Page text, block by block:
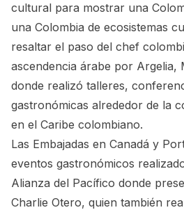
cultural para mostrar una
una Colombia de ecosistemas
resaltar el paso del chef
ascendencia árabe por Argelia,
donde realizó talleres,
gastronómicas alrededor de la
en el Caribe colombiano.
Las Embajadas en Canadá y
eventos gastronómicos
Alianza del Pacífico donde
Charlie Otero, quien también